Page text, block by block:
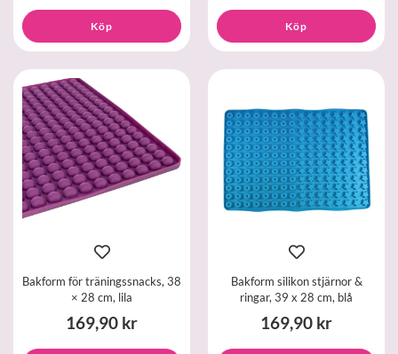
Köp Köp
Bakform för träningssnacks, 38
× 28 cm, lila
169,90 kr
Bakform silikon stjärnor &
ringar, 39 x 28 cm, blå
169,90 kr